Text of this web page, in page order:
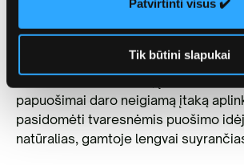
Patvirtinti visus ✔️
Tik būtini slapukai
kiek įmanoma ilgiau, o
papuošimai daro neigiamą įtaką
pasidomėti tvaresnėmis puošimo
natūralias, gamtoje lengvai